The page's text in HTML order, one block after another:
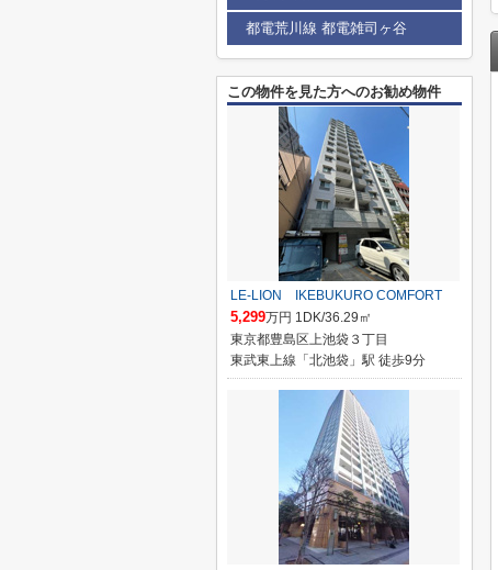
都電荒川線 都電雑司ヶ谷
この物件を見た方へのお勧め物件
LE-LION IKEBUKURO COMFORT
5,299万円 1DK/36.29㎡
東京都豊島区上池袋３丁目
東武東上線「北池袋」駅 徒歩9分